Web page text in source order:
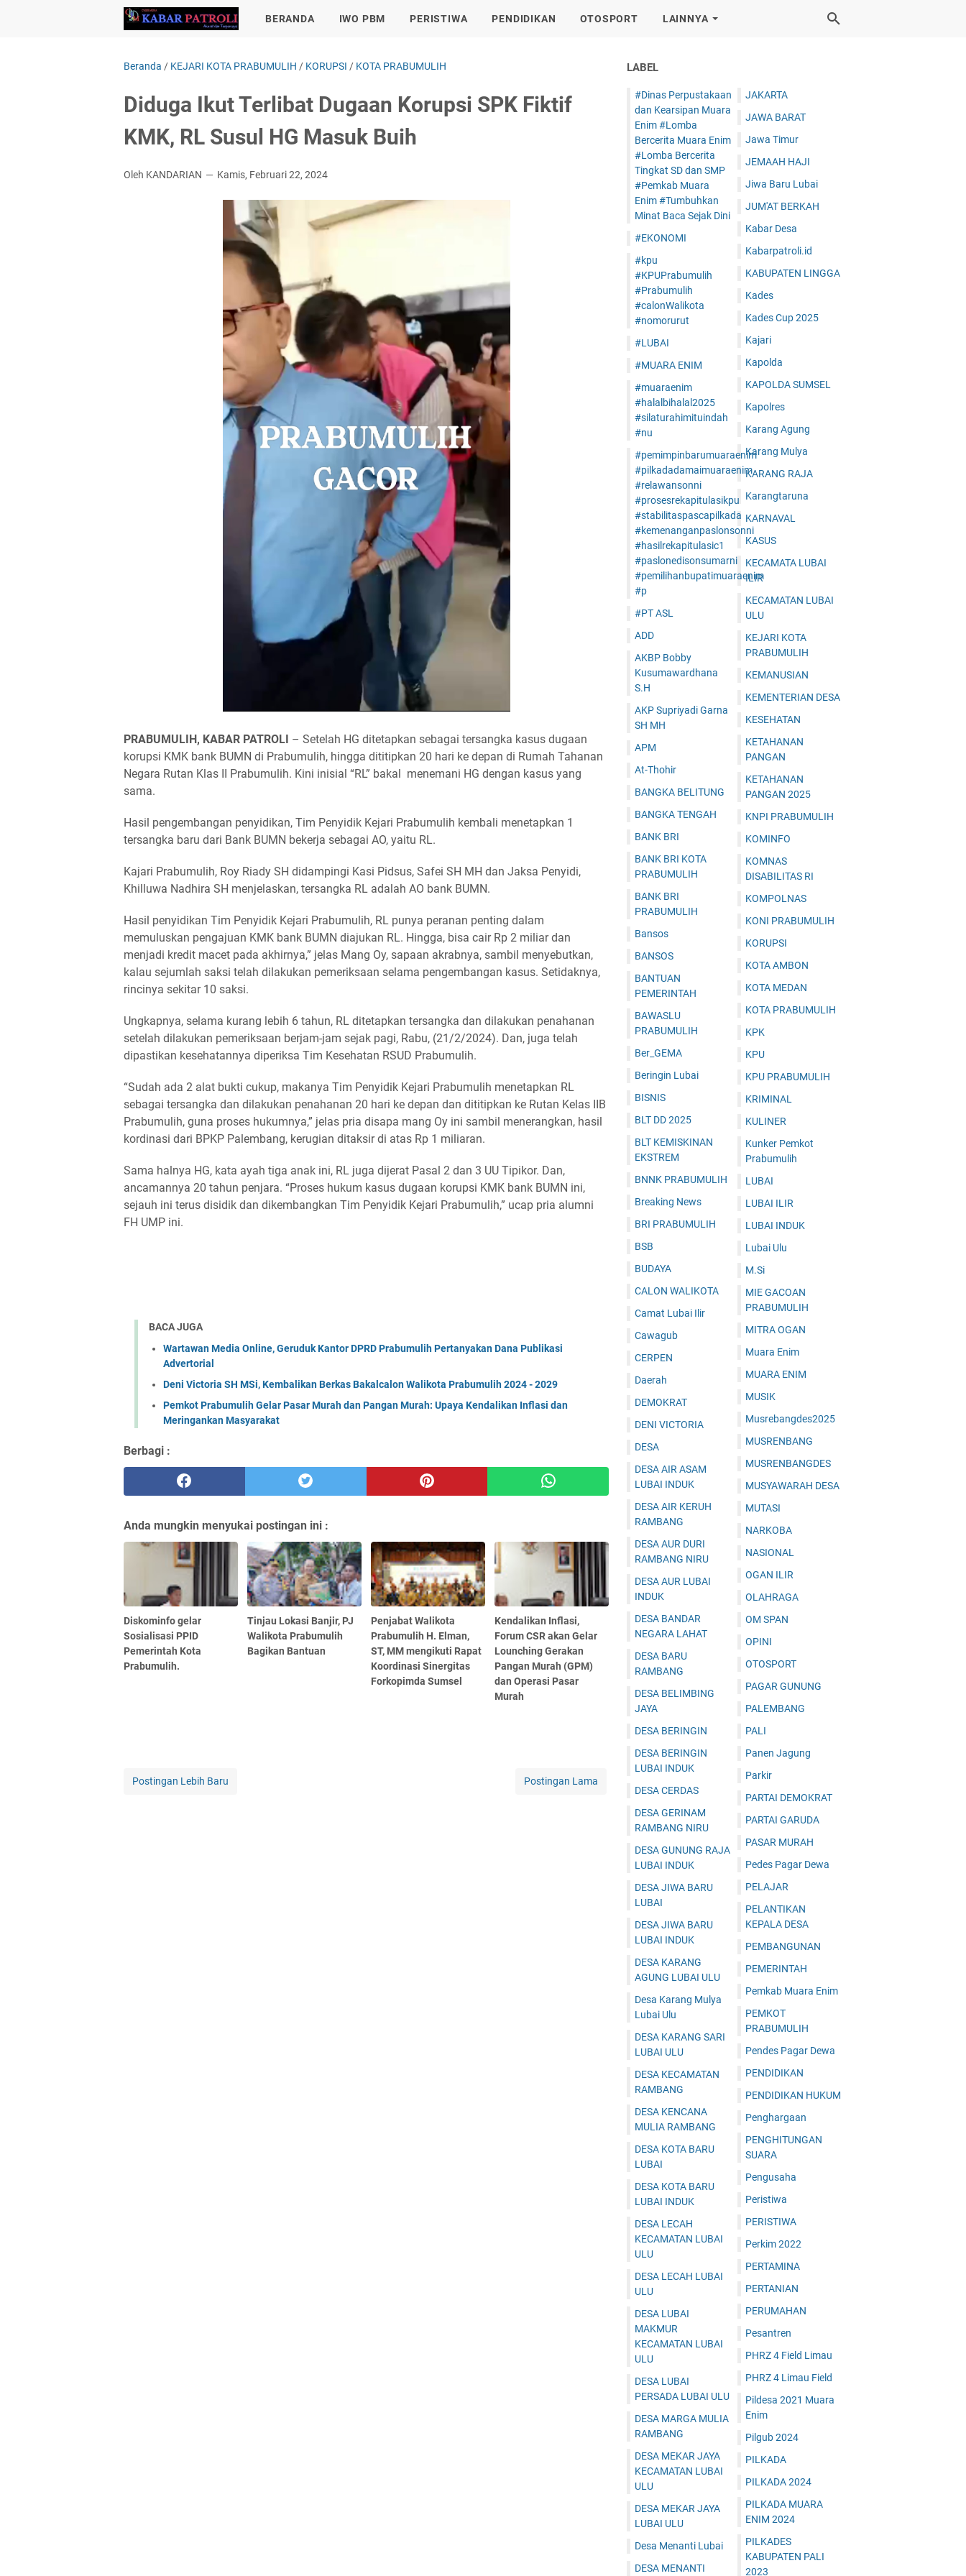
BERANDA IWO PBM PERISTIWA PENDIDIKAN OTOSPORT LAINNYA
Beranda / KEJARI KOTA PRABUMULIH / KORUPSI / KOTA PRABUMULIH
Diduga Ikut Terlibat Dugaan Korupsi SPK Fiktif
KMK, RL Susul HG Masuk Buih
Oleh KANDARIAN Kamis, Februari 22, 2024
PRABUMULIH, KABAR PATROLI – Setelah HG ditetapkan sebagai tersangka kasus dugaan
korupsi KMK bank BUMN di Prabumulih, hingga dititipkan 20 hari ke depan di Rumah Tahanan
Negara Rutan Klas II Prabumulih. Kini inisial “RL” bakal menemani HG dengan kasus yang
sama.
Hasil pengembangan penyidikan, Tim Penyidik Kejari Prabumulih kembali menetapkan 1
tersangka baru dari Bank BUMN bekerja sebagai AO, yaitu RL.
Kajari Prabumulih, Roy Riady SH didampingi Kasi Pidsus, Safei SH MH dan Jaksa Penyidi,
Khilluwa Nadhira SH menjelaskan, tersangka RL adalah AO bank BUMN.
Hasil penyidikan Tim Penyidik Kejari Prabumulih, RL punya peranan penting dalam
memuluskan pengajuan KMK bank BUMN diajukan RL. Hingga, bisa cair Rp 2 miliar dan
menjadi kredit macet pada akhirnya,” jelas Mang Oy, sapaan akrabnya, sambil menyebutkan,
kalau sejumlah saksi telah dilakukan pemeriksaan selama pengembangan kasus. Setidaknya,
rincinya sekitar 10 saksi.
Ungkapnya, selama kurang lebih 6 tahun, RL ditetapkan tersangka dan dilakukan penahanan
setelah dilakukan pemeriksaan berjam-jam sejak pagi, Rabu, (21/2/2024). Dan, juga telah
dipastikan kesehatannya diperiksa Tim Kesehatan RSUD Prabumulih.
“Sudah ada 2 alat bukti cukup, makanya Tim Penyidik Kejari Prabumulih menetapkan RL
sebagai tersangka dan dilakukan penahanan 20 hari ke depan dan dititipkan ke Rutan Kelas IIB
Prabumulih, guna proses hukumnya,” jelas pria disapa mang Oy ini sambil menerangkan, hasil
kordinasi dari BPKP Palembang, kerugian ditaksir di atas Rp 1 miliaran.
Sama halnya HG, kata ayah tiga anak ini, RL juga dijerat Pasal 2 dan 3 UU Tipikor. Dan,
ancamannya 20 tahun penjara. “Proses hukum kasus dugaan korupsi KMK bank BUMN ini,
sejauh ini terus disidik dan dikembangkan Tim Penyidik Kejari Prabumulih,” ucap pria alumni
FH UMP ini.
BACA JUGA
Wartawan Media Online, Geruduk Kantor DPRD Prabumulih Pertanyakan Dana Publikasi
Advertorial
Deni Victoria SH MSi, Kembalikan Berkas Bakalcalon Walikota Prabumulih 2024 - 2029
Pemkot Prabumulih Gelar Pasar Murah dan Pangan Murah: Upaya Kendalikan Inflasi dan
Meringankan Masyarakat
Berbagi :
Anda mungkin menyukai postingan ini :
Diskominfo gelar
Sosialisasi PPID
Pemerintah Kota
Prabumulih.
Tinjau Lokasi Banjir, PJ
Walikota Prabumulih
Bagikan Bantuan
Penjabat Walikota
Prabumulih H. Elman,
ST, MM mengikuti Rapat
Koordinasi Sinergitas
Forkopimda Sumsel
Kendalikan Inflasi,
Forum CSR akan Gelar
Lounching Gerakan
Pangan Murah (GPM)
dan Operasi Pasar
Murah
Postingan Lebih Baru Postingan Lama
LABEL
#Dinas Perpustakaan
dan Kearsipan Muara
Enim #Lomba
Bercerita Muara Enim
#Lomba Bercerita
Tingkat SD dan SMP
#Pemkab Muara
Enim #Tumbuhkan
Minat Baca Sejak Dini
#EKONOMI
#kpu
#KPUPrabumulih
#Prabumulih
#calonWalikota
#nomorurut
#LUBAI
#MUARA ENIM
#muaraenim
#halalbihalal2025
#silaturahimituindah
#nu
#pemimpinbarumuaraenim
#pilkadadamaimuaraenim
#relawansonni
#prosesrekapitulasikpu
#stabilitaspascapilkada
#kemenanganpaslonsonni
#hasilrekapitulasic1
#paslonedisonsumarni
#pemilihanbupatimuaraenim
#p
#PT ASL
ADD
AKBP Bobby
Kusumawardhana
S.H
AKP Supriyadi Garna
SH MH
APM
At-Thohir
BANGKA BELITUNG
BANGKA TENGAH
BANK BRI
BANK BRI KOTA
PRABUMULIH
BANK BRI
PRABUMULIH
Bansos
BANSOS
BANTUAN
PEMERINTAH
BAWASLU
PRABUMULIH
Ber_GEMA
Beringin Lubai
BISNIS
BLT DD 2025
BLT KEMISKINAN
EKSTREM
BNNK PRABUMULIH
Breaking News
BRI PRABUMULIH
BSB
BUDAYA
CALON WALIKOTA
Camat Lubai Ilir
Cawagub
CERPEN
Daerah
DEMOKRAT
DENI VICTORIA
DESA
DESA AIR ASAM
LUBAI INDUK
DESA AIR KERUH
RAMBANG
DESA AUR DURI
RAMBANG NIRU
DESA AUR LUBAI
INDUK
DESA BANDAR
NEGARA LAHAT
DESA BARU
RAMBANG
DESA BELIMBING
JAYA
DESA BERINGIN
DESA BERINGIN
LUBAI INDUK
DESA CERDAS
DESA GERINAM
RAMBANG NIRU
DESA GUNUNG RAJA
LUBAI INDUK
DESA JIWA BARU
LUBAI
DESA JIWA BARU
LUBAI INDUK
DESA KARANG
AGUNG LUBAI ULU
Desa Karang Mulya
Lubai Ulu
DESA KARANG SARI
LUBAI ULU
DESA KECAMATAN
RAMBANG
DESA KENCANA
MULIA RAMBANG
DESA KOTA BARU
LUBAI
DESA KOTA BARU
LUBAI INDUK
DESA LECAH
KECAMATAN LUBAI
ULU
DESA LECAH LUBAI
ULU
DESA LUBAI
MAKMUR
KECAMATAN LUBAI
ULU
DESA LUBAI
PERSADA LUBAI ULU
DESA MARGA MULIA
RAMBANG
DESA MEKAR JAYA
KECAMATAN LUBAI
ULU
DESA MEKAR JAYA
LUBAI ULU
Desa Menanti Lubai
DESA MENANTI
JAKARTA
JAWA BARAT
Jawa Timur
JEMAAH HAJI
Jiwa Baru Lubai
JUM'AT BERKAH
Kabar Desa
Kabarpatroli.id
KABUPATEN LINGGA
Kades
Kades Cup 2025
Kajari
Kapolda
KAPOLDA SUMSEL
Kapolres
Karang Agung
Karang Mulya
KARANG RAJA
Karangtaruna
KARNAVAL
KASUS
KECAMATA LUBAI
ILIR
KECAMATAN LUBAI
ULU
KEJARI KOTA
PRABUMULIH
KEMANUSIAN
KEMENTERIAN DESA
KESEHATAN
KETAHANAN
PANGAN
KETAHANAN
PANGAN 2025
KNPI PRABUMULIH
KOMINFO
KOMNAS
DISABILITAS RI
KOMPOLNAS
KONI PRABUMULIH
KORUPSI
KOTA AMBON
KOTA MEDAN
KOTA PRABUMULIH
KPK
KPU
KPU PRABUMULIH
KRIMINAL
KULINER
Kunker Pemkot
Prabumulih
LUBAI
LUBAI ILIR
LUBAI INDUK
Lubai Ulu
M.Si
MIE GACOAN
PRABUMULIH
MITRA OGAN
Muara Enim
MUARA ENIM
MUSIK
Musrebangdes2025
MUSRENBANG
MUSRENBANGDES
MUSYAWARAH DESA
MUTASI
NARKOBA
NASIONAL
OGAN ILIR
OLAHRAGA
OM SPAN
OPINI
OTOSPORT
PAGAR GUNUNG
PALEMBANG
PALI
Panen Jagung
Parkir
PARTAI DEMOKRAT
PARTAI GARUDA
PASAR MURAH
Pedes Pagar Dewa
PELAJAR
PELANTIKAN
KEPALA DESA
PEMBANGUNAN
PEMERINTAH
Pemkab Muara Enim
PEMKOT
PRABUMULIH
Pendes Pagar Dewa
PENDIDIKAN
PENDIDIKAN HUKUM
Penghargaan
PENGHITUNGAN
SUARA
Pengusaha
Peristiwa
PERISTIWA
Perkim 2022
PERTAMINA
PERTANIAN
PERUMAHAN
Pesantren
PHRZ 4 Field Limau
PHRZ 4 Limau Field
Pildesa 2021 Muara
Enim
Pilgub 2024
PILKADA
PILKADA 2024
PILKADA MUARA
ENIM 2024
PILKADES
KABUPATEN PALI
2023